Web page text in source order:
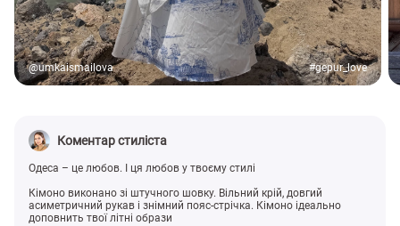
@umkaismailova #gepur_love
Коментар стиліста
Одеса – це любов. І ця любов у твоєму стилі
Кімоно виконано зі штучного шовку. Вільний крій, довгий
асиметричний рукав і знімний пояс-стрічка. Кімоно ідеально
доповнить твої літні образи